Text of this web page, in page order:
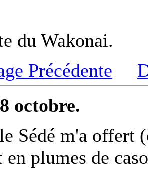
du Wakonai.
Précédente
octobre.
Sédé m'a offert
en plumes de